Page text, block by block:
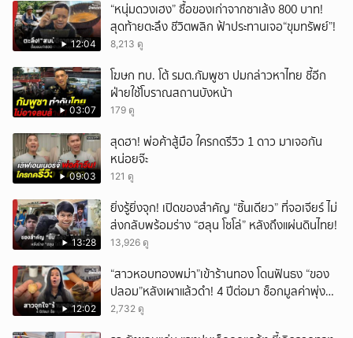
12:04
“หนุ่มดวงเฮง” ซื้อของเก่าจากซาเล้ง 800 บาท!
สุดท้ายตะลึง ชีวิตพลิก ฟ้าประทานเจอ“ขุมทรัพย์”!
8,213 ดู
03:07
โฆษก ทบ. โต้ รมต.กัมพูชา ปมกล่าวหาไทย ชี้อีก
ฝ่ายใช้โบราณสถานบังหน้า
179 ดู
09:03
สุดฮา! พ่อค้าสู้มือ ใครกดรีวิว 1 ดาว มาเจอกัน
หน่อยจ๊ะ
121 ดู
13:28
ยิ่งรู้ยิ่งจุก! เปิดของสำคัญ “ชิ้นเดียว” ที่จอเจียร์ ไม่
ส่งกลับพร้อมร่าง “ฮลุน โซโล่” หลังถึงแผ่นดินไทย!
13,926 ดู
12:02
“สาวหอบทองพม่า”เข้าร้านทอง โดนฟันธง “ของ
ปลอม”หลังเผาแล้วดำ! 4 ปีต่อมา ช็อกมูลค่าพุ่ง
มหาศาล!
2,732 ดู